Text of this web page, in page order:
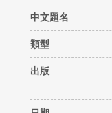
中文題名
類型
出版